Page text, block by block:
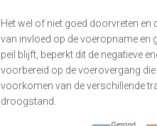
Het wel of niet goed doorvreten
van invloed op de voeropname en
peil blijft, beperkt dit de negatieve
voorbereid op de voerovergang
voorkomen van de verschillende
droogstand.